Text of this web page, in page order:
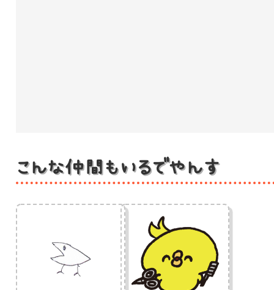
こんな仲間もいるでやんす